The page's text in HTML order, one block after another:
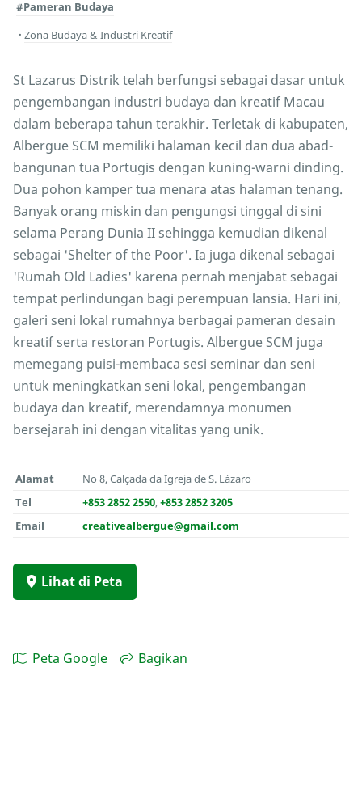
#Pameran Budaya
Zona Budaya & Industri Kreatif
St Lazarus Distrik telah berfungsi sebagai dasar untuk
pengembangan industri budaya dan kreatif Macau
dalam beberapa tahun terakhir. Terletak di kabupaten,
Albergue SCM memiliki halaman kecil dan dua abad-
bangunan tua Portugis dengan kuning-warni dinding.
Dua pohon kamper tua menara atas halaman tenang.
Banyak orang miskin dan pengungsi tinggal di sini
selama Perang Dunia II sehingga kemudian dikenal
sebagai 'Shelter of the Poor'. Ia juga dikenal sebagai
'Rumah Old Ladies' karena pernah menjabat sebagai
tempat perlindungan bagi perempuan lansia. Hari ini,
galeri seni lokal rumahnya berbagai pameran desain
kreatif serta restoran Portugis. Albergue SCM juga
memegang puisi-membaca sesi seminar dan seni
untuk meningkatkan seni lokal, pengembangan
budaya dan kreatif, merendamnya monumen
bersejarah ini dengan vitalitas yang unik.
Alamat
No 8, Calçada da Igreja de S. Lázaro
Tel
+853 2852 2550,+853 2852 3205
Email
creativealbergue@gmail.com
Lihat di Peta
Peta Google Bagikan